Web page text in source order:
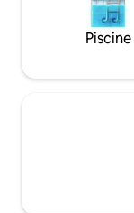
Piscine